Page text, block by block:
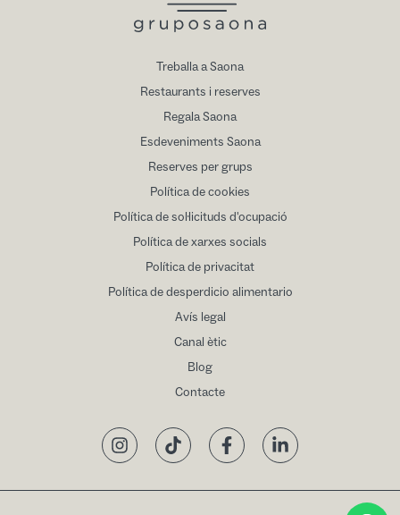
Treballa a Saona
Restaurants i reserves
Regala Saona
Esdeveniments Saona
Reserves per grups
Política de cookies
Política de sol·licituds d'ocupació
Política de xarxes socials
Política de privacitat
Política de desperdicio alimentario
Avís legal
Canal ètic
Blog
Contacte
InstagramTikTok FacebookLinkedIn